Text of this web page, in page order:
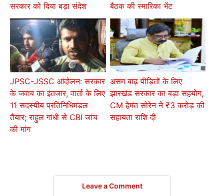
सरकार को दिया बड़ा संदेश
बैठक की स्मारिका भेंट
JPSC-JSSC आंदोलन: सरकार
के जवाब का इंतजार, वार्ता के लिए
11 सदस्यीय प्रतिनिधिमंडल
तैयार; राहुल गांधी से CBI जांच
की मांग
असम बाढ़ पीड़ितों के लिए
झारखंड सरकार का बड़ा सहयोग,
CM हेमंत सोरेन ने ₹3 करोड़ की
सहायता राशि दी
Leave a Comment